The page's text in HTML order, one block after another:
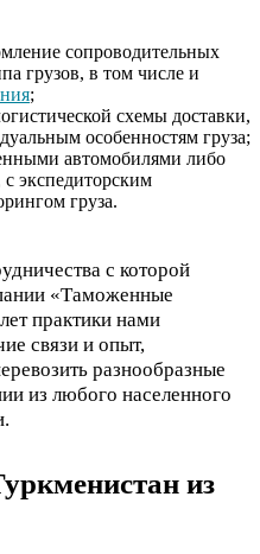
сопроводительных
грузов, в том числе и
;
схемы доставки,
особенностям груза;
автомобилями либо
экспедиторским
груза.
с которой
«Таможенные
практики нами
связи и опыт,
разнообразные
из любого населенного
из